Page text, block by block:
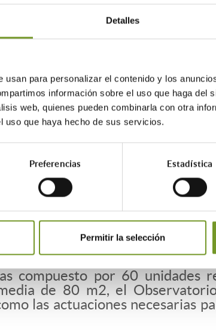
Detalles
usan para personalizar el contenido y los
información sobre el uso que haga del
web, quienes pueden combinarla con otra
uso que haya hecho de sus servicios.
Preferencias Estadística
Permitir la selección
debe proceder de la
afectar a la gran mayoría
Observatorio del Alquiler, el
mejorar la eficiencia
necesidad, que
el aislamiento térmico de
de las viviendas.
un análisis para calcular qué
ineficiente, es decir, de
compuesto por 60 unidades
de 80 m2, el
las actuaciones necesarias